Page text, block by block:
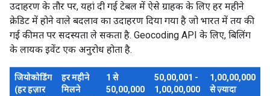
उदाहरण के तौर पर, यहां दी गई टेबल में ऐसे ग्राहक के लिए हर महीने
क्रेडिट में होने वाले बदलाव का उदाहरण दिया गया है जो भारत में तय की
गई कीमत पर सदस्यता ले सकता है. Geocoding API के लिए, बिलिंग
के लायक इवेंट एक अनुरोध होता है.
जियोकोडिंग
(हर हज़ार
हर महीने
मिलने
1 से
50,00,000
50,00,001 -
1,00,00,000
1,00,00,000
से ज़्यादा